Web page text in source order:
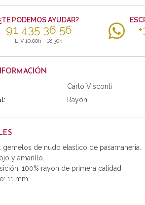
PODEMOS AYUDAR?
91 435 36 56
L-V 10:00h - 18:30h
Carlo Visconti
Rayón
gemelos de nudo elastico de pasamaneria.
y amarillo.
100% rayon de primera calidad.
11 mm.